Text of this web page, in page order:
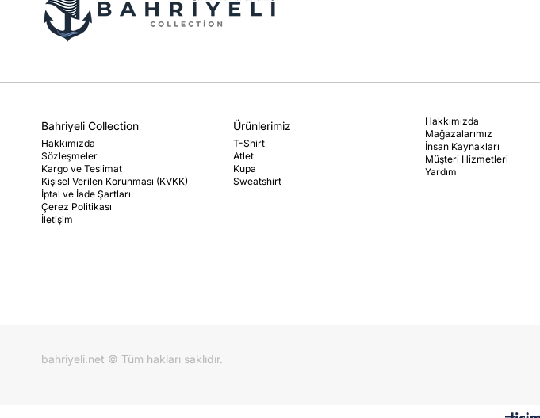
Bahriyeli Collection
Hakkımızda
Sözleşmeler
Kargo ve Teslimat
Kişisel Verilen Korunması (KVKK)
İptal ve İade Şartları
Çerez Politikası
İletişim
Ürünlerimiz
T-Shirt
Atlet
Kupa
Sweatshirt
Hakkımızda
Mağazalarımız
İnsan Kaynakları
Müşteri Hizmetleri
Yardım
bahriyeli.net © Tüm hakları saklıdır.